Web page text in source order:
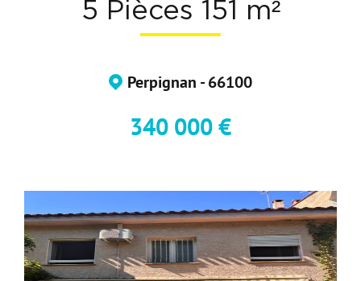
Devenir Adhérent
5 Pièces 151 m²
Perpignan - 66100
340 000 €